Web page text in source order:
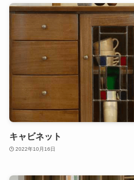
キャビネット
2022年10月16日